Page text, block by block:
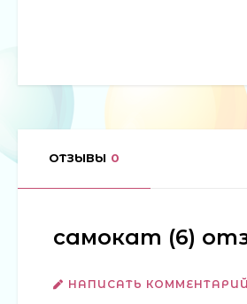
ОТЗЫВЫ 0
самокат (6)
НАПИСАТЬ КОММЕНТАРИЙ